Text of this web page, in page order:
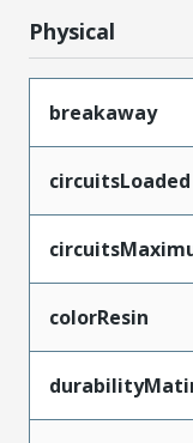
Physical
breakaway
circuitsLoaded
colorResin